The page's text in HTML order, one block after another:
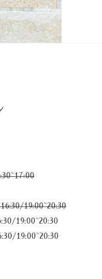
19:00~20:30
19:00~20:30
19:00~20:30